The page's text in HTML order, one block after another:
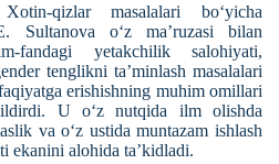
qizlar masalalari bo‘yicha
Sultanova o‘z ma’ruzasi bilan
fandagi yetakchilik salohiyati,
tenglikni ta’minlash masalalari
erishishning muhim omillari
U o‘z nutqida ilm olishda
va o‘z ustida muntazam ishlash
ekanini alohida ta’kidladi.